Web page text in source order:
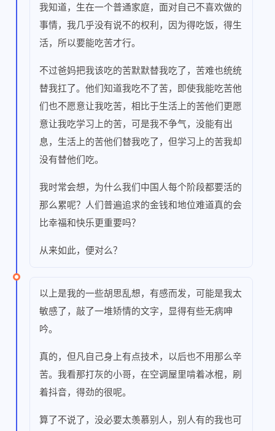
我知道，生在一个普通家庭，面对自己不喜欢做的
事情，我几乎没有说不的权利，因为得吃饭，得生
活，所以要能吃苦才行。
不过爸妈把我该吃的苦默默替我吃了，苦难也统统
替我扛了。他们知道我吃不了苦，即使我能吃苦他
们也不愿意让我吃苦，相比于生活上的苦他们更愿
意让我吃学习上的苦，可是我不争气，没能有出
息，生活上的苦他们替我吃了，但学习上的苦我却
没有替他们吃。
我时常会想，为什么我们中国人每个阶段都要活的
那么累呢？人们普遍追求的金钱和地位难道真的会
比幸福和快乐更重要吗？
从来如此，便对么？
以上是我的一些胡思乱想，有感而发，可能是我太
敏感了，敲了一堆矫情的文字，显得有些无病呻
吟。
真的，但凡自己身上有点技术，以后也不用那么辛
苦。我看那打灰的小哥，在空调屋里啃着冰棍，刷
着抖音，得劲的很呢。
算了不说了，没必要太羡慕别人，别人有的我也可